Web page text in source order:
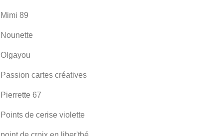
Mimi 89
Nounette
Olgayou
Passion cartes créatives
Pierrette 67
Points de cerise violette